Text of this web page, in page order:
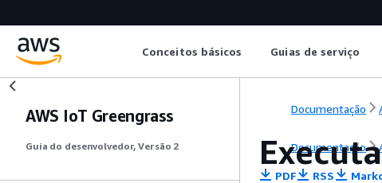
Conceitos básicos Guias de serviço
AWS IoT Greengrass
Guia do desenvolvedor, Versão 2
Documentação
Documentação
PDF RSS